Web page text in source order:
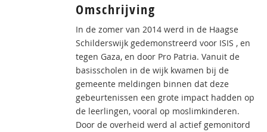
Omschrijving
In de zomer van 2014 werd in de Haagse
Schilderswijk gedemonstreerd voor ISIS , en
tegen Gaza, en door Pro Patria. Vanuit de
basisscholen in de wijk kwamen bij de
gemeente meldingen binnen dat deze
gebeurtenissen een grote impact hadden op
de leerlingen, vooral op moslimkinderen.
Door de overheid werd al actief gemonitord